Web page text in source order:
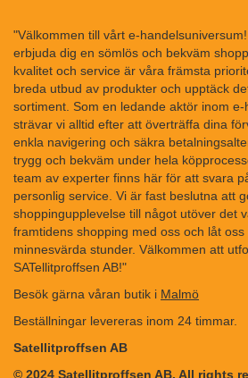
"Välkommen till vårt e-
erbjuda dig en sömlös och bekväm
kvalitet och service är våra främsta
breda utbud av produkter och upptäck
sortiment. Som en ledande aktör inom
strävar vi alltid efter att överträffa dina
enkla navigering och säkra
trygg och bekväm under hela
team av experter finns här för att svara
personlig service. Vi är fast beslutna att
shoppingupplevelse till något utöver det
framtidens shopping med oss och låt
minnesvärda stunder. Välkommen att
SATellitproffsen AB!"
Besök gärna våran butik i Malmö
Beställningar levereras inom 24 timmar.
Satellitproffsen AB
© 2024 Satellitproffsen AB. All rights